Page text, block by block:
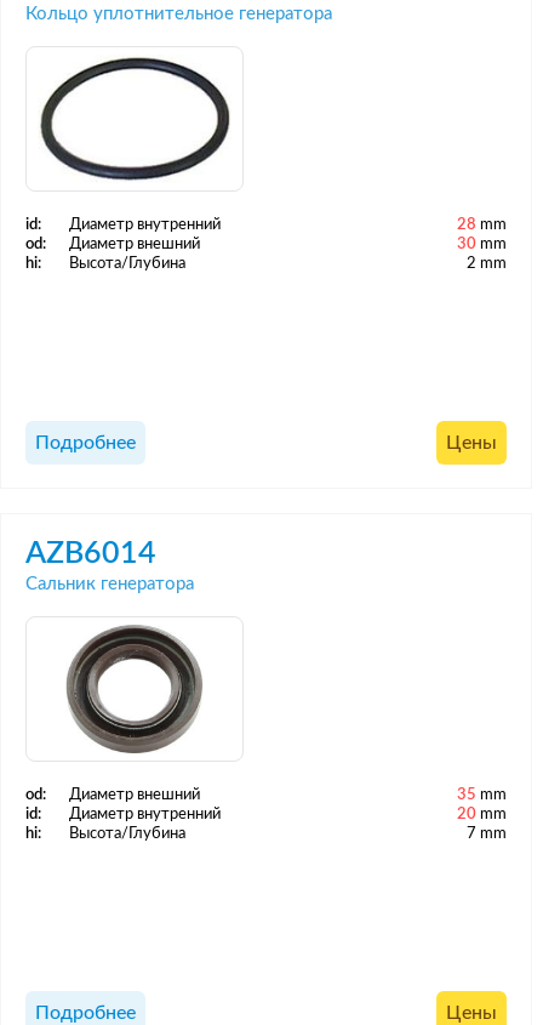
Кольцо уплотнительное генератора
id: Диаметр внутренний 28 mm
od:
Диаметр внешний 30 mm
hi:
Высота/Глубина 2 mm
Подробнее Цены
AZB6014
Сальник генератора
od: Диаметр внешний 35 mm
id:
Диаметр внутренний 20 mm
hi:
Высота/Глубина 7 mm
Подробнее Цены